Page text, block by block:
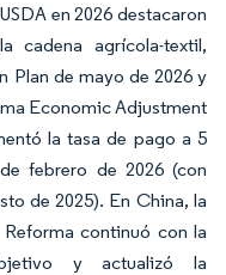
en 2026 destacaron
agrícola-textil,
Plan de mayo de 2026 y
Economic Adjustment
la tasa de pago a 5
febrero de 2026 (con
de 2025). En China, la
continuó con la
y actualizó la